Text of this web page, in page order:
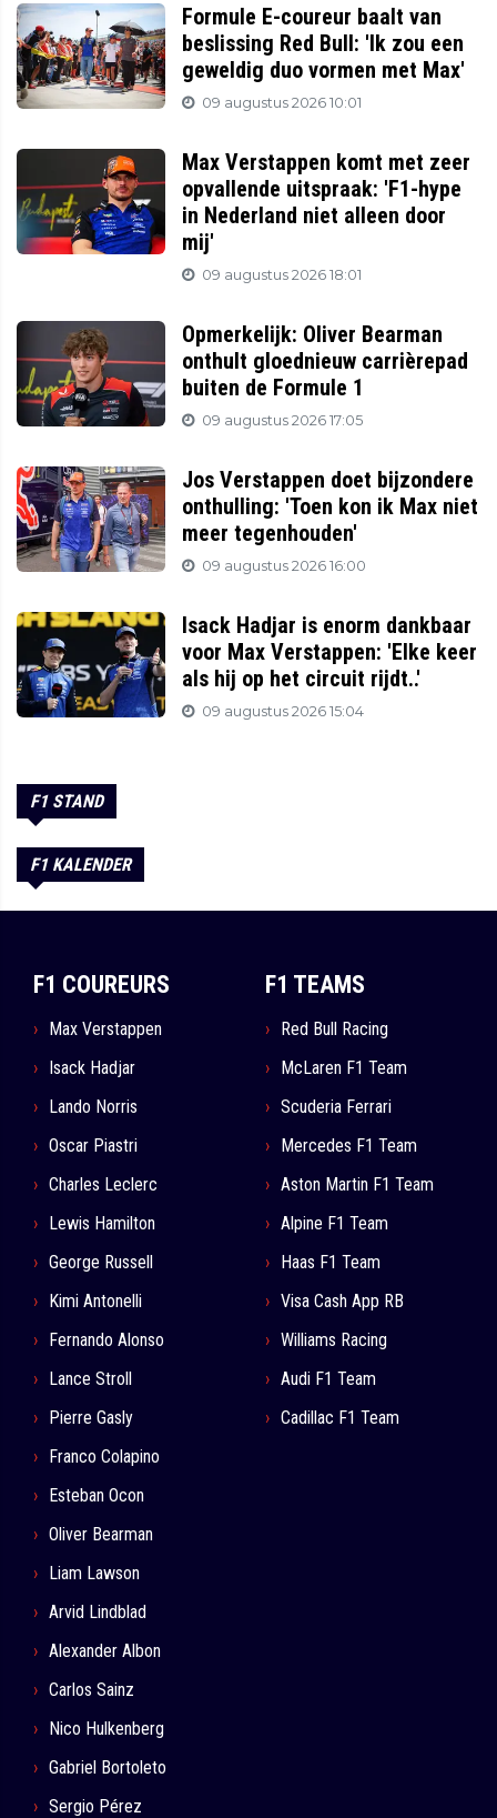
Formule E-coureur baalt van
beslissing Red Bull: 'Ik zou een
geweldig duo vormen met Max'
09 augustus 2026 10:01
Max Verstappen komt met zeer
opvallende uitspraak: 'F1-hype
in Nederland niet alleen door
mij'
09 augustus 2026 18:01
Opmerkelijk: Oliver Bearman
onthult gloednieuw carrièrepad
buiten de Formule 1
09 augustus 2026 17:05
Jos Verstappen doet bijzondere
onthulling: 'Toen kon ik Max niet
meer tegenhouden'
09 augustus 2026 16:00
Isack Hadjar is enorm dankbaar
voor Max Verstappen: 'Elke keer
als hij op het circuit rijdt..'
09 augustus 2026 15:04
F1 STAND
F1 KALENDER
F1 COUREURS
Max Verstappen
Isack Hadjar
Lando Norris
Oscar Piastri
Charles Leclerc
Lewis Hamilton
George Russell
Kimi Antonelli
Fernando Alonso
Lance Stroll
Pierre Gasly
Franco Colapino
Esteban Ocon
Oliver Bearman
Liam Lawson
Arvid Lindblad
Alexander Albon
Carlos Sainz
Nico Hulkenberg
Gabriel Bortoleto
Sergio Pérez
F1 TEAMS
Red Bull Racing
McLaren F1 Team
Scuderia Ferrari
Mercedes F1 Team
Aston Martin F1 Team
Alpine F1 Team
Haas F1 Team
Visa Cash App RB
Williams Racing
Audi F1 Team
Cadillac F1 Team